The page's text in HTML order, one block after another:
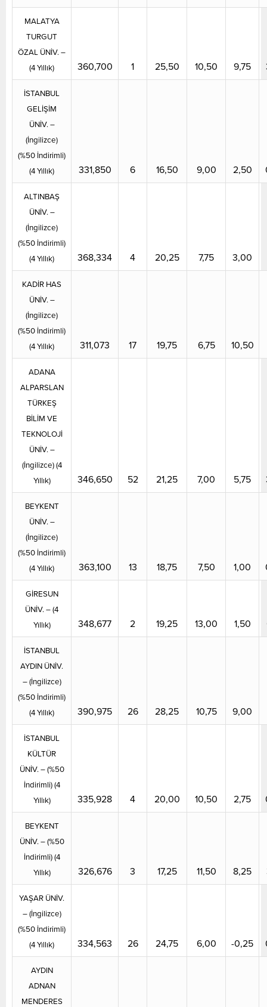
MALATYA
TURGUT
ÖZAL ÜNİV. –
(4 Yıllık)
360,700 1 25,50 10,50 9,75
İSTANBUL
GELİŞİM
ÜNİV. –
(İngilizce)
(%50 İndirimli)
(4 Yıllık)
331,850 6 16,50 9,00 2,50
ALTINBAŞ
ÜNİV. –
(İngilizce)
(%50 İndirimli)
(4 Yıllık)
368,334 4 20,25 7,75 3,00
KADİR HAS
ÜNİV. –
(İngilizce)
(%50 İndirimli)
(4 Yıllık)
311,073 17 19,75 6,75 10,50
ADANA
ALPARSLAN
TÜRKEŞ
BİLİM VE
TEKNOLOJİ
ÜNİV. –
(İngilizce) (4
Yıllık)
346,650 52 21,25 7,00 5,75
BEYKENT
ÜNİV. –
(İngilizce)
(%50 İndirimli)
(4 Yıllık)
363,100 13 18,75 7,50 1,00
GİRESUN
ÜNİV. – (4
Yıllık)
348,677 2 19,25 13,00 1,50
İSTANBUL
AYDIN ÜNİV.
– (İngilizce)
(%50 İndirimli)
(4 Yıllık)
390,975 26 28,25 10,75 9,00
İSTANBUL
KÜLTÜR
ÜNİV. – (%50
İndirimli) (4
Yıllık)
335,928 4 20,00 10,50 2,75
BEYKENT
ÜNİV. – (%50
İndirimli) (4
Yıllık)
326,676 3 17,25 11,50 8,25
YAŞAR ÜNİV.
– (İngilizce)
(%50 İndirimli)
(4 Yıllık)
334,563 26 24,75 6,00 -0,25
AYDIN
ADNAN
MENDERES